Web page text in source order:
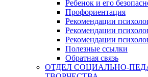
Ребенок и его
Профориентация
Рекомендации
Рекомендации
Рекомендации
Полезные ссылки
Обратная связь
ОТДЕЛ СОЦИАЛЬНО-